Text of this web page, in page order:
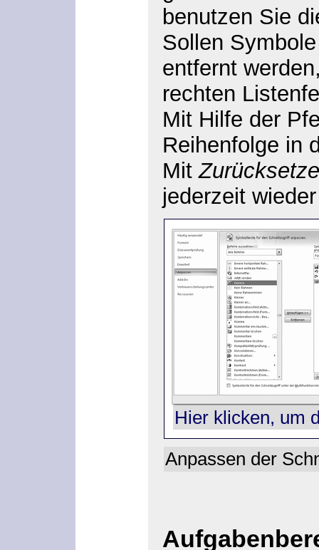
benutzen Sie
Sollen
entfernt
rechten
Mit Hilfe der
Reihenfolge in
Mit
jederzeit
Hier klicken, um
Anpassen der